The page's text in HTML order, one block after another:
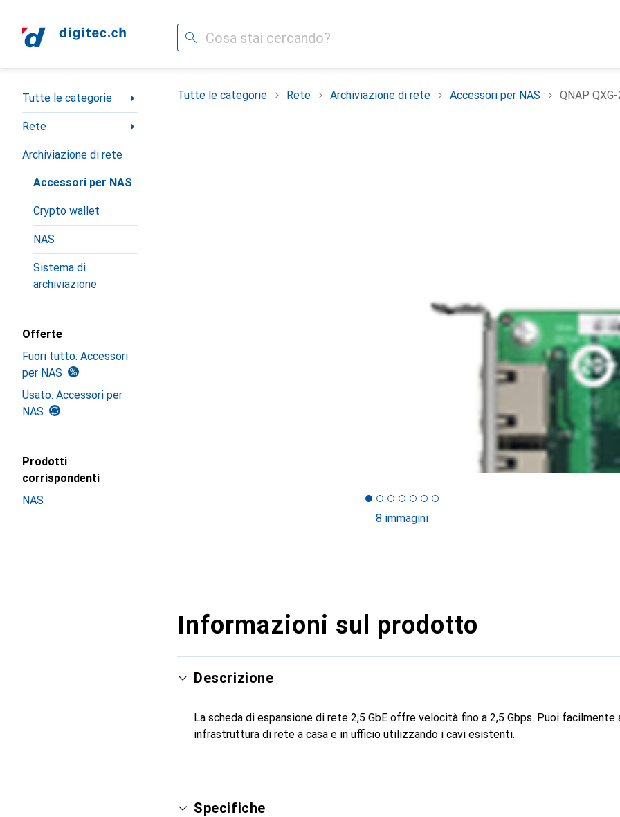
Cerca
Categoria Navigazione
Tutte le categorie
Rete
Archiviazione di rete
Accessori per NAS
Crypto wallet
NAS
Sistema di
archiviazione
Offerte
Fuori tutto: Accessori
per NAS
Usato: Accessori per
NAS
Prodotti
corrispondenti
NAS
Tutte le categorie Rete Archiviazione di rete Accessori per NAS QNAP
8 immagini
Informazioni sul prodotto
Descrizione
La scheda di espansione di rete 2,5 GbE offre velocità fino a 2,5 Gbps. Puoi facilmente
infrastruttura di rete a casa e in ufficio utilizzando i cavi esistenti.
Specifiche